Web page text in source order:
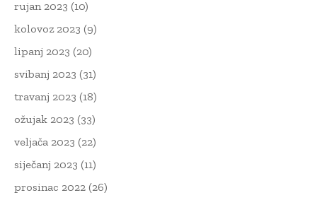
rujan 2023 (10)
kolovoz 2023 (9)
lipanj 2023 (20)
svibanj 2023 (31)
travanj 2023 (18)
ožujak 2023 (33)
veljača 2023 (22)
siječanj 2023 (11)
prosinac 2022 (26)